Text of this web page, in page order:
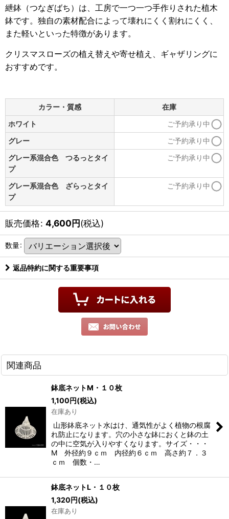
紲鉢（つなぎばち）は、工房で一つ一つ手作りされた植木
鉢です。独自の素材配合によって壊れにくく割れにくく、
また軽いといった特徴があります。
クリスマスローズの植え替えや寄せ植え、ギャザリングに
おすすめです。
カラー・質感
在庫
ホワイト
ご予約承り中
グレー
ご予約承り中
グレー系混合色 つるっとタイ
プ
ご予約承り中
グレー系混合色 ざらっとタイ
プ
ご予約承り中
販売価格: 4,600円(税込)
数量:
返品特約に関する重要事項
関連商品
鉢底ネットM・１０枚
1,100円(税込)
在庫あり
山形鉢底ネット水はけ、通気性がよく植物の根腐
れ防止になります。穴の小さな鉢におくと鉢の土
の中に空気が入りやすくなります。サイズ・・・
M 外径約９ｃｍ 内径約６ｃｍ 高さ約７．３
ｃｍ 個数・…
鉢底ネットL・１０枚
1,320円(税込)
在庫あり